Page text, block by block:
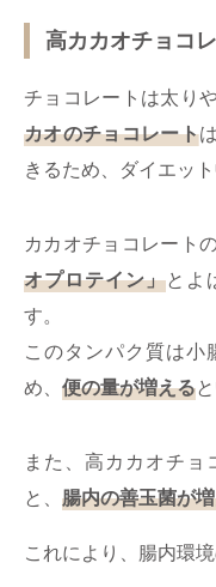
高カカオチョコ
チョコレートは太り
カオのチョコレート
きるため、ダイエッ
カカオチョコレート
オプロテイン」とよ
す。
このタンパク質は小
め、 便の量が増える
また、高カカオチョ
と、 腸内の善玉菌が
これにより、腸内環